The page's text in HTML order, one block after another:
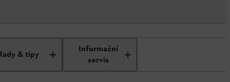
& tipy
Informační
servis